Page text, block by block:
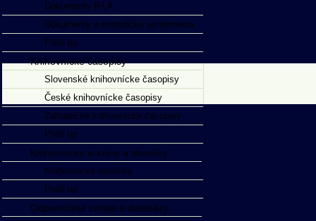
Dokumenty IFLA
Dokumenty a metodické usmernenia
Pošli tip
Knihovnícke časopisy
Slovenské knihovnícke časopisy
České knihovnícke časopisy
Zahraničné knihovnícke časopisy
Pošli tip
Knihovnícke e-knihy a slovníky
Knihovnícke slovníky
Pošli tip
Odporúčané zdroje a databázy